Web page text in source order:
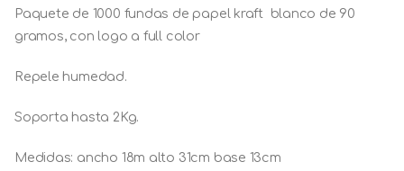
Paquete de 1000 fundas de papel kraft blanco de 90
gramos, con logo a full color
Repele humedad.
Soporta hasta 2Kg.
Medidas: ancho 18m alto 31cm base 13cm